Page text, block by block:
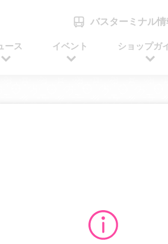
バスターミナル情
ース イベント ショップガ